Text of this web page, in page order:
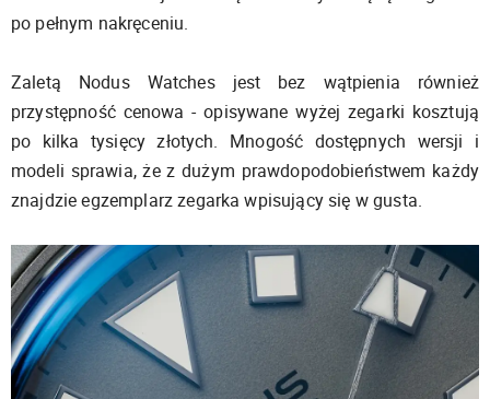
po pełnym nakręceniu.
Zaletą Nodus Watches jest bez wątpienia również
przystępność cenowa - opisywane wyżej zegarki kosztują
po kilka tysięcy złotych. Mnogość dostępnych wersji i
modeli sprawia, że z dużym prawdopodobieństwem każdy
znajdzie egzemplarz zegarka wpisujący się w gusta.